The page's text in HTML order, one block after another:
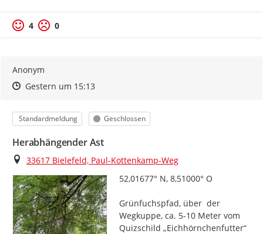
4 0
Anonym
Zeitpunkt des Erstellens
Zeitpunkt des Erstellens
Gestern um 15:13Zur Äußerung
Kategorie
Standardmeldung Status
Geschlossen
Herabhängender Ast
Ort
33617 Bielefeld, Paul-Kottenkamp-Weg
52,01677° N, 8,51000° O
Grünfuchspfad, über  der
Wegkuppe, ca. 5-10 Meter vom
Quizschild „Eichhörnchenfutter“